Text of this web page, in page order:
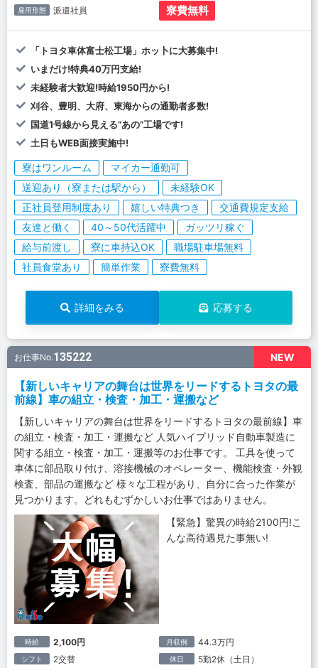
雇用形態 派遣社員 寮費無料
「トヨタ車体富士松工場」ホッ卜に大募集中!
いまだけ!特典40万円支給!
未経験者大歓迎!時給1950円から!
刈谷、豊明、大府、東海からの通勤者多数!
国道1号線から見える”あの”工場です!
土日もWEB面接実施中!
寮はワンルーム
マイカー通勤可
送迎あり（寮または駅から）
未経験OK
正社員登用制度あり
嬉しい特典つき
交通費規定支給
友達と働く
40～50代活躍中
ガッツリ稼ぐ
給与前渡し
寮に車持込OK
職場駐車場無料
社員食堂あり
簡単作業 寮費無料
詳細をみる 応募する
NEW
お仕事No.135222
【新しいキャリアの舞台は世界をリードするトヨタの最
前線】車の組立・検査・加工・運搬など
【新しいキャリアの舞台は世界をリードするトヨタの最前線】車
の組立・検査・加工・運搬など 人気ハイブリッド自動車製造に
関する組立・検査・加工・運搬等のお仕事です。 工具を使って
車体に部品取り付け、溶接機械のオペレーター、機能検査・外観
検査、部品の運搬など 様々な工程があり、自分に合った作業が
見つかります。どれもむずかしいお仕事ではありません。
【緊急】驚異の時給2100円!こ
んな高待遇見た事無い!
時給 2,100円 月収例 44.3万円
シフト 2交替 休日 5勤2休（土日）